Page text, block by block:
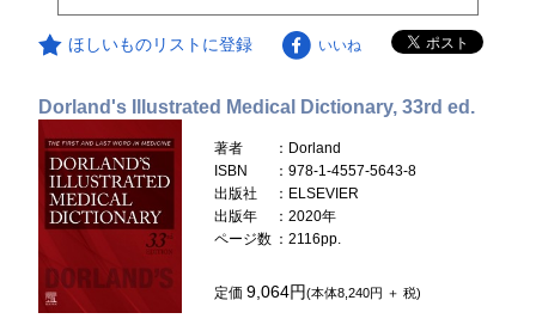
ほしいものリストに登録 いいね
Dorland's Illustrated Medical Dictionary, 33rd ed.
著者
：Dorland
ISBN
：978-1-4557-5643-8
出版社
：ELSEVIER
出版年
：2020年
ページ数 ：2116pp.
定価9,064円(本体8,240円 ＋ 税)